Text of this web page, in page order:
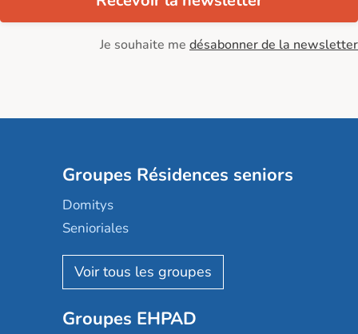
Je souhaite me désabonner de la newsletter
Groupes Résidences seniors
Domitys
Senioriales
Nohée
Les Résidentiels
Mobicap
Groupes EHPAD